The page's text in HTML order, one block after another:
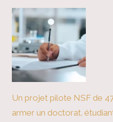
Un projet pilote NSF de
armer un doctorat.